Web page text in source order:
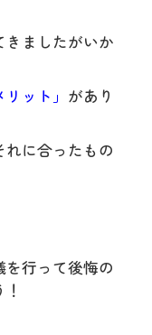
ましたがいか
リット」 があり
れに合ったもの
行って後悔の